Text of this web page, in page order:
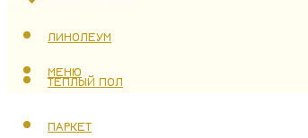
ЛИНОЛЕУМ
ТЕПЛЫЙ ПОЛ
ПАРКЕТ
МЕНЮ